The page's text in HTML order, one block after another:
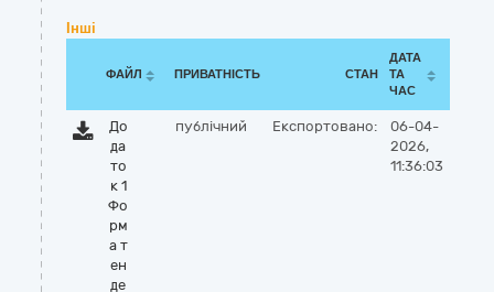
Інші
ФАЙЛ ПРИВАТНІСТЬ СТАН
ДАТА
ТА
ЧАС
До
да
то
к 1
Фо
рм
а т
ен
де
публічний Експортовано:
06-04-
2026,
11:36:03